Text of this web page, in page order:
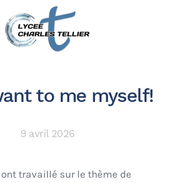
to me myself!
9 avril 2026
ont travaillé sur le thème de